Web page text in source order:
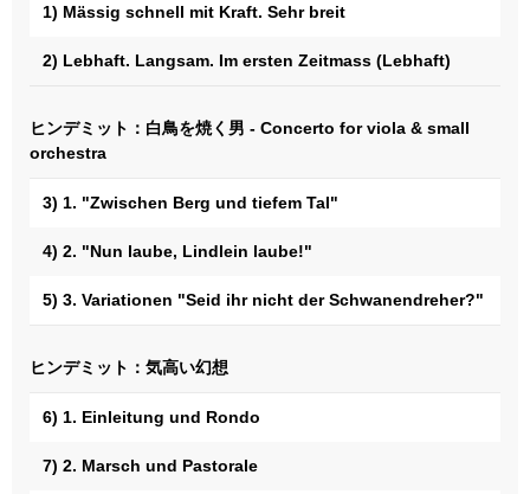
1) Mässig schnell mit Kraft. Sehr breit
2) Lebhaft. Langsam. Im ersten Zeitmass (Lebhaft)
ヒンデミット：白鳥を焼く男 - Concerto for viola & small
orchestra
3) 1. "Zwischen Berg und tiefem Tal"
4) 2. "Nun laube, Lindlein laube!"
5) 3. Variationen "Seid ihr nicht der Schwanendreher?"
ヒンデミット：気高い幻想
6) 1. Einleitung und Rondo
7) 2. Marsch und Pastorale